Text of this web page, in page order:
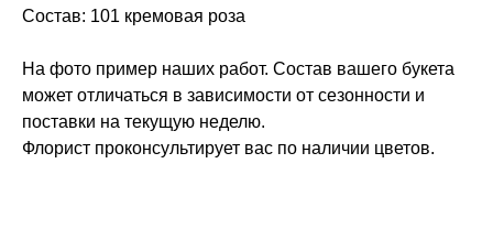
Состав: 101 кремовая роза
На фото пример наших работ. Состав вашего букета
может отличаться в зависимости от сезонности и
поставки на текущую неделю.
Флорист проконсультирует вас по наличии цветов.